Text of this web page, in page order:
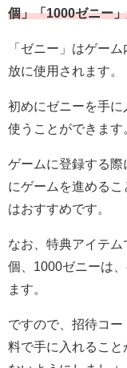
個」「1000ゼニー
「ゼニー」はゲー
放に使用されます。
初めにゼニーを手
使うことができます
ゲームに登録する際
にゲームを進める
はおすすめです。
なお、特典アイテ
個、1000ゼニーは
ます。
ですので、招待コ
料で手に入れること